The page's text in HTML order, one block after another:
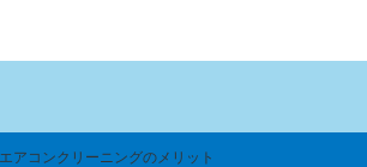
エアコンクリーニングのメリット